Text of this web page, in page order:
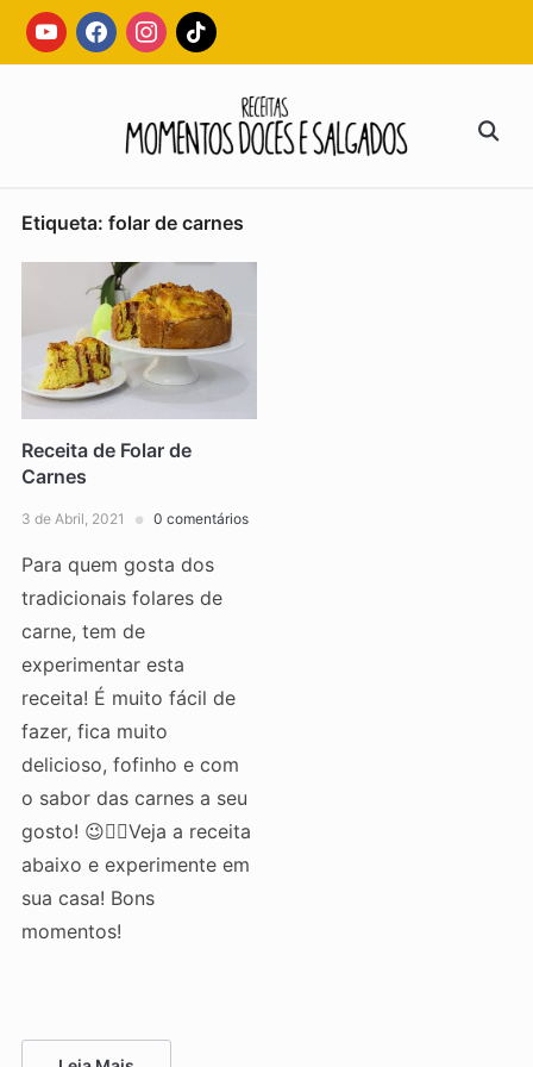
Skipyoutubefacebookinstagram
tiktok
Search
for:
Etiqueta: folar de carnes
Receita de Folar de
Carnes
3 de Abril, 2021 0 comentários
Para quem gosta dos
tradicionais folares de
carne, tem de
experimentar esta
receita! É muito fácil de
fazer, fica muito
delicioso, fofinho e com
o sabor das carnes a seu
gosto! 😉👌🏻Veja a receita
abaixo e experimente em
sua casa! Bons
momentos!